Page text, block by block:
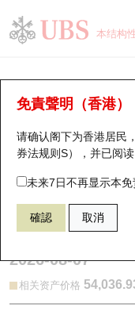
本结构
免責聲明（香港）
请确认阁下为香港居民
券法规则S），并已阅
未来7日不再显示本免
確認 取消
认股证分析仪
表现 街货统计 比较
11179 瑞银
2026-08-07
相关资产价格
瑞银认股证一览
新发行瑞银认股证
即将到期认股证
认股证到期结算价查找
认股证分析仪
街货统计
比较
牛熊全景快搜
牛熊证搜寻
牛熊证街货分布图
正股牛熊证列表
新发行瑞银牛熊证
街货统计
比较
十大升幅/跌幅
十大认股证成交分布
十天股证占大市成交
资金流
街货统计
正股分析仪
二十大活跃股份
恒指成份股
国指成份股
科指成份股
持股比重
显示所有持股比重
每月轮证大市专题
轮证专栏
讲座及教育短片
认股证投资者教育
牛熊证投资者教育